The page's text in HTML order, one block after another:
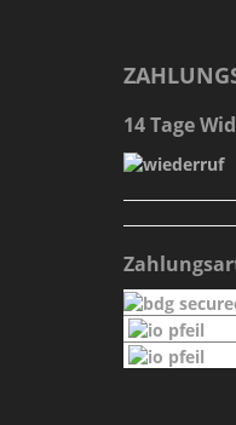
14 Tage